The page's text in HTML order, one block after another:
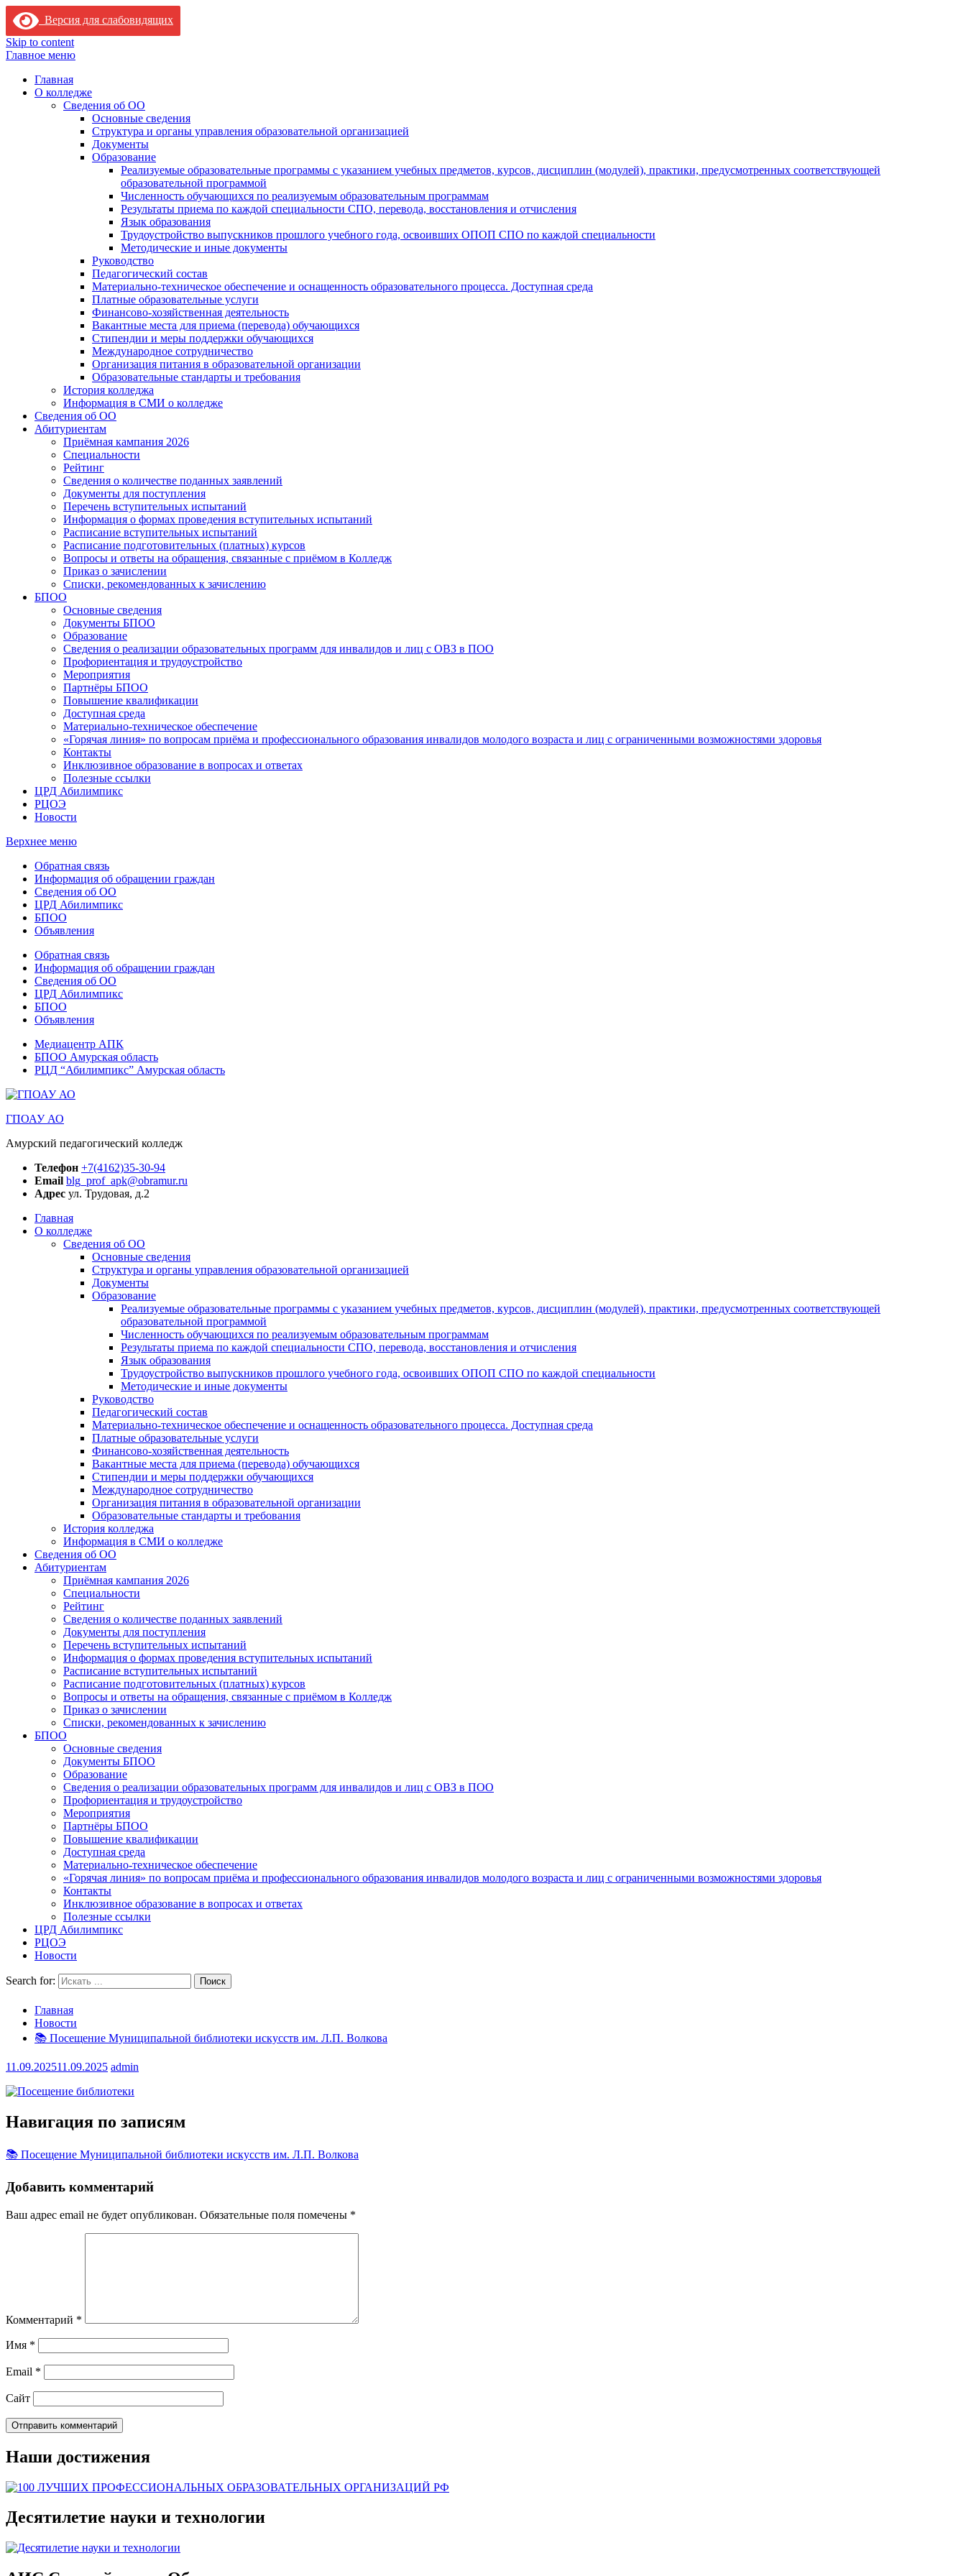
Версия для слабовидящих
Skip to content
Главное меню
Главная
О колледже
Сведения об ОО
Основные сведения
Структура и органы управления образовательной организацией
Документы
Образование
Реализуемые образовательные программы с указанием учебных предметов, курсов, дисциплин (модулей), практики, предусмотренных соответствующей
образовательной программой
Численность обучающихся по реализуемым образовательным программам
Результаты приема по каждой специальности СПО, перевода, восстановления и отчисления
Язык образования
Трудоустройство выпускников прошлого учебного года, освоивших ОПОП СПО по каждой специальности
Методические и иные документы
Руководство
Педагогический состав
Материально-техническое обеспечение и оснащенность образовательного процесса. Доступная среда
Платные образовательные услуги
Финансово-хозяйственная деятельность
Вакантные места для приема (перевода) обучающихся
Стипендии и меры поддержки обучающихся
Международное сотрудничество
Организация питания в образовательной организации
Образовательные стандарты и требования
История колледжа
Информация в СМИ о колледже
Сведения об ОО
Абитуриентам
Приёмная кампания 2026
Специальности
Рейтинг
Сведения о количестве поданных заявлений
Документы для поступления
Перечень вступительных испытаний
Информация о формах проведения вступительных испытаний
Расписание вступительных испытаний
Расписание подготовительных (платных) курсов
Вопросы и ответы на обращения, связанные с приёмом в Колледж
Приказ о зачислении
Списки, рекомендованных к зачислению
БПОО
Основные сведения
Документы БПОО
Образование
Сведения о реализации образовательных программ для инвалидов и лиц с ОВЗ в ПОО
Профориентация и трудоустройство
Мероприятия
Партнёры БПОО
Повышение квалификации
Доступная среда
Материально-техническое обеспечение
«Горячая линия» по вопросам приёма и профессионального образования инвалидов молодого возраста и лиц с ограниченными возможностями здоровья
Контакты
Инклюзивное образование в вопросах и ответах
Полезные ссылки
ЦРД Абилимпикс
РЦОЭ
Новости
Верхнее меню
Обратная связь
Информация об обращении граждан
Сведения об ОО
ЦРД Абилимпикс
БПОО
Объявления
Обратная связь
Информация об обращении граждан
Сведения об ОО
ЦРД Абилимпикс
БПОО
Объявления
Медиацентр АПК
БПОО Амурская область
РЦД “Абилимпикс” Амурская область
ГПОАУ АО
Амурский педагогический колледж
Телефон +7(4162)35-30-94
Email blg_prof_apk@obramur.ru
Адрес ул. Трудовая, д.2
Главная
О колледже
Сведения об ОО
Основные сведения
Структура и органы управления образовательной организацией
Документы
Образование
Реализуемые образовательные программы с указанием учебных предметов, курсов, дисциплин (модулей), практики, предусмотренных соответствующей
образовательной программой
Численность обучающихся по реализуемым образовательным программам
Результаты приема по каждой специальности СПО, перевода, восстановления и отчисления
Язык образования
Трудоустройство выпускников прошлого учебного года, освоивших ОПОП СПО по каждой специальности
Методические и иные документы
Руководство
Педагогический состав
Материально-техническое обеспечение и оснащенность образовательного процесса. Доступная среда
Платные образовательные услуги
Финансово-хозяйственная деятельность
Вакантные места для приема (перевода) обучающихся
Стипендии и меры поддержки обучающихся
Международное сотрудничество
Организация питания в образовательной организации
Образовательные стандарты и требования
История колледжа
Информация в СМИ о колледже
Сведения об ОО
Абитуриентам
Приёмная кампания 2026
Специальности
Рейтинг
Сведения о количестве поданных заявлений
Документы для поступления
Перечень вступительных испытаний
Информация о формах проведения вступительных испытаний
Расписание вступительных испытаний
Расписание подготовительных (платных) курсов
Вопросы и ответы на обращения, связанные с приёмом в Колледж
Приказ о зачислении
Списки, рекомендованных к зачислению
БПОО
Основные сведения
Документы БПОО
Образование
Сведения о реализации образовательных программ для инвалидов и лиц с ОВЗ в ПОО
Профориентация и трудоустройство
Мероприятия
Партнёры БПОО
Повышение квалификации
Доступная среда
Материально-техническое обеспечение
«Горячая линия» по вопросам приёма и профессионального образования инвалидов молодого возраста и лиц с ограниченными возможностями здоровья
Контакты
Инклюзивное образование в вопросах и ответах
Полезные ссылки
ЦРД Абилимпикс
РЦОЭ
Новости
Search for:
Главная
Новости
📚 Посещение Муниципальной библиотеки искусств им. Л.П. Волкова
11.09.202511.09.2025 admin
Навигация по записям
📚 Посещение Муниципальной библиотеки искусств им. Л.П. Волкова
Добавить комментарий
Ваш адрес email не будет опубликован. Обязательные поля помечены *
Комментарий *
Имя *
Email *
Сайт
Наши достижения
Десятилетие науки и технологии